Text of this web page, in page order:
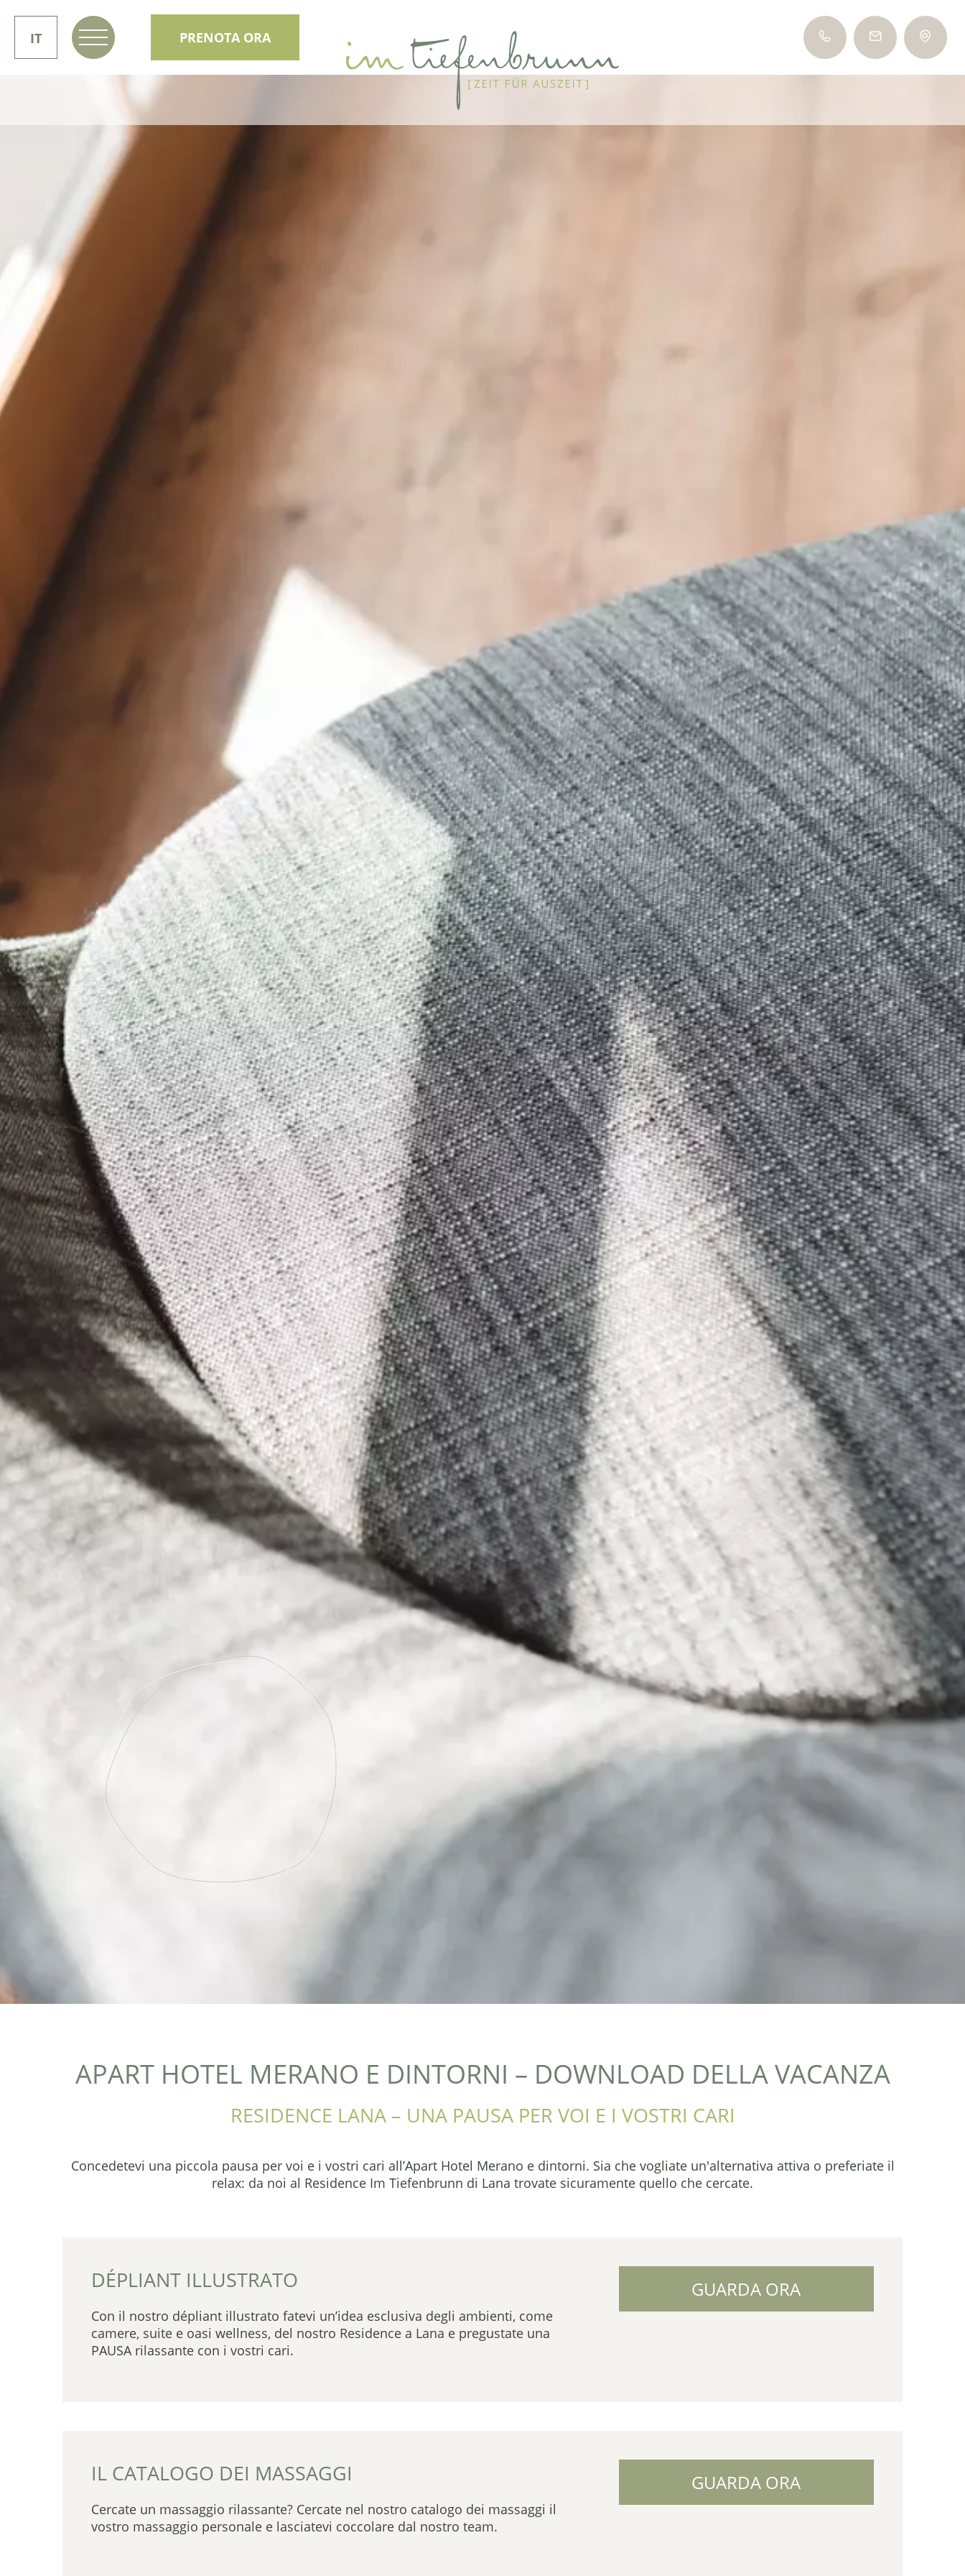
IT PRENOTA ORA
APART HOTEL MERANO E DINTORNI – DOWNLOAD DELLA VACANZA
RESIDENCE LANA – UNA PAUSA PER VOI E I VOSTRI CARI
Concedetevi una piccola pausa per voi e i vostri cari all’Apart Hotel Merano e dintorni. Sia che vogliate un'alternativa attiva o preferiate il
relax: da noi al Residence Im Tiefenbrunn di Lana trovate sicuramente quello che cercate.
DÉPLIANT ILLUSTRATO
Con il nostro dépliant illustrato fatevi un’idea esclusiva degli ambienti, come
camere, suite e oasi wellness, del nostro Residence a Lana e pregustate una
PAUSA rilassante con i vostri cari.
GUARDA ORA
IL CATALOGO DEI MASSAGGI
Cercate un massaggio rilassante? Cercate nel nostro catalogo dei massaggi il
vostro massaggio personale e lasciatevi coccolare dal nostro team.
GUARDA ORA